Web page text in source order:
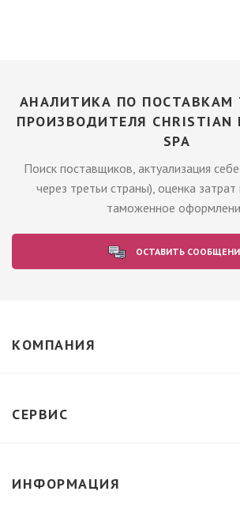
АНАЛИТИКА ПО ПОСТАВКАМ
ПРОИЗВОДИТЕЛЯ CHRISTIAN
SPA
Поиск поставщиков, актуализация
через третьи страны), оценка затрат
таможенное
ОСТАВИТЬ
КОМПАНИЯ
СЕРВИС
ИНФОРМАЦИЯ